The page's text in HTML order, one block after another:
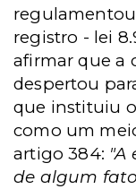
regulamentou
registro - lei
afirmar que a
despertou
que instituiu o
como um
artigo 384: "A
de algum